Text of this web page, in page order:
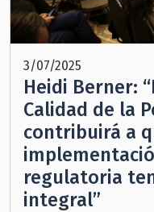
3/07/2025
Heidi Berner:
Calidad de la
contribuirá a
regulatoria
integral”